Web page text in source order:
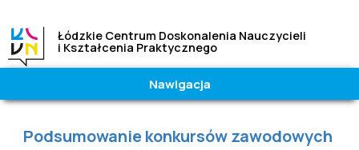
Łódzkie Centrum Doskonalenia Nauczycieli
i Kształcenia Praktycznego
Wielkość
A A A
Kontrast
Nawigacja
Jesteś tutaj
Podsumowanie konkursów zawodowych